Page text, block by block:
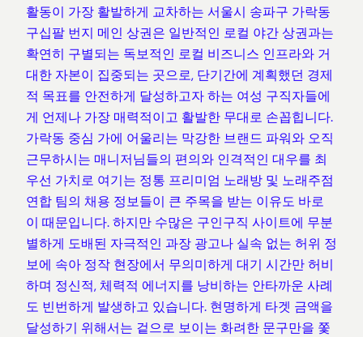
활동이 가장 활발하게 교차하는 서울시 송파구 가락동
구십팔 번지 메인 상권은 일반적인 로컬 야간 상권과는
확연히 구별되는 독보적인 로컬 비즈니스 인프라와 거
대한 자본이 집중되는 곳으로, 단기간에 계획했던 경제
적 목표를 안전하게 달성하고자 하는 여성 구직자들에
게 언제나 가장 매력적이고 활발한 무대로 손꼽힙니다.
가락동 중심 가에 어울리는 막강한 브랜드 파워와 오직
근무하시는 매니저님들의 편의와 인격적인 대우를 최
우선 가치로 여기는 정통 프리미엄 노래방 및 노래주점
연합 팀의 채용 정보들이 큰 주목을 받는 이유도 바로
이 때문입니다. 하지만 수많은 구인구직 사이트에 무분
별하게 도배된 자극적인 과장 광고나 실속 없는 허위 정
보에 속아 정작 현장에서 무의미하게 대기 시간만 허비
하며 정신적, 체력적 에너지를 낭비하는 안타까운 사례
도 빈번하게 발생하고 있습니다. 현명하게 타겟 금액을
달성하기 위해서는 겉으로 보이는 화려한 문구만을 쫓